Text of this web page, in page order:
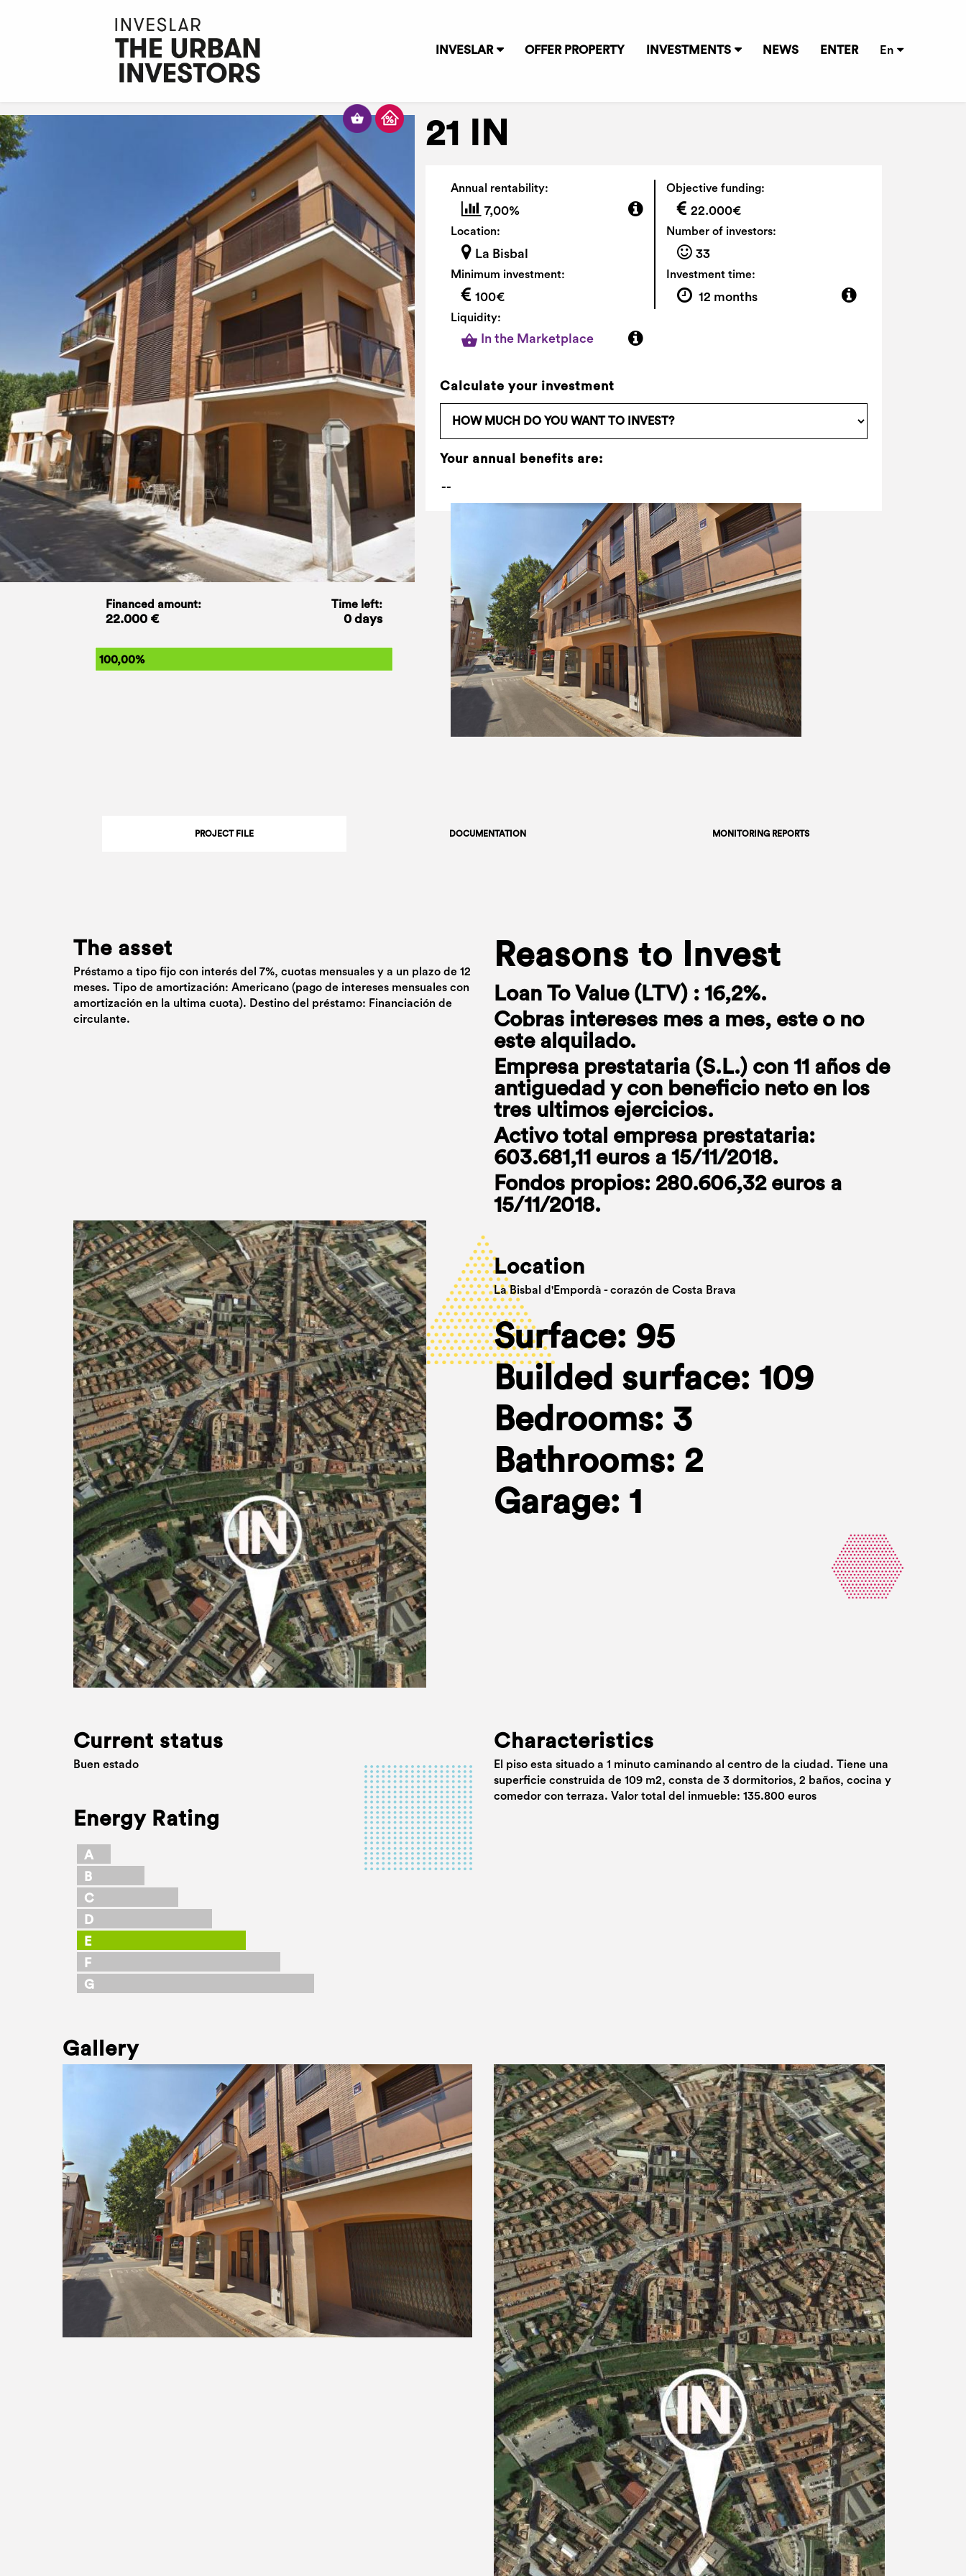
INVESLAR OFFER PROPERTY INVESTMENTS NEWS ENTER En
21 IN
Annual rentability:
7,00%
Location:
La Bisbal
Minimum investment:
100€
Liquidity:
In the Marketplace
Objective funding:
22.000€
Number of investors:
33
Investment time:
12 months
Calculate your investment
Your annual benefits are:
Financed amount:
22.000 €
Time left:
0 days
100,00%
PROJECT FILE DOCUMENTATION MONITORING REPORTS
The asset
Préstamo a tipo fijo con interés del 7%, cuotas mensuales y a un plazo de 12
meses. Tipo de amortización: Americano (pago de intereses mensuales con
amortización en la ultima cuota). Destino del préstamo: Financiación de
circulante.
Reasons to Invest
Loan To Value (LTV) : 16,2%.
Cobras intereses mes a mes, este o no
este alquilado.
Empresa prestataria (S.L.) con 11 años de
antiguedad y con beneficio neto en los
tres ultimos ejercicios.
Activo total empresa prestataria:
603.681,11 euros a 15/11/2018.
Fondos propios: 280.606,32 euros a
15/11/2018.
Location
La Bisbal d'Empordà - corazón de Costa Brava
Surface: 95
Builded surface: 109
Bedrooms: 3
Bathrooms: 2
Garage: 1
Current status
Buen estado
Energy Rating
A
B
C
D
E
F
G
Characteristics
El piso esta situado a 1 minuto caminando al centro de la ciudad. Tiene una
superficie construida de 109 m2, consta de 3 dormitorios, 2 baños, cocina y
comedor con terraza. Valor total del inmueble: 135.800 euros
Gallery